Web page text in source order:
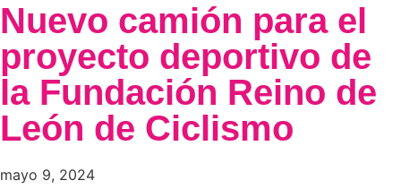
Nuevo camión para el
proyecto deportivo de
la Fundación Reino de
León de Ciclismo
mayo 9, 2024